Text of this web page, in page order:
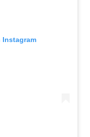
Instagram